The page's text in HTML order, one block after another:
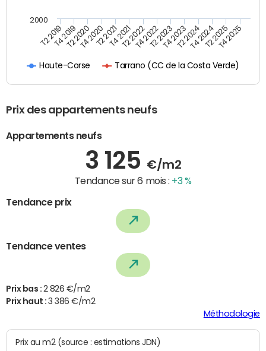
Haute-Corse Tarrano (CC de la Costa Verde)
T2 2019T4 2019T2 2020T4 2020T2 2021T4 2021T2 2022T4 2022T2 2023T4 2023T2 2024T4 2024T2 2025T4 2025
2000
Prix des appartements neufs
Appartements neufs
3 125 €/m2
Tendance sur 6 mois : +3 %
Tendance prix
Tendance ventes
Prix bas : 2 826 €/m2
Prix haut :3 386 €/m2
Méthodologie
Prix au m2 (source : estimations JDN)